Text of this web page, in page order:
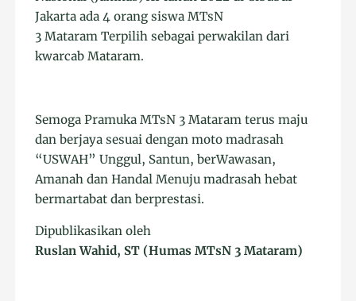
Jakarta ada 4 orang siswa MTsN
3 Mataram Terpilih sebagai perwakilan dari
kwarcab Mataram.
Semoga Pramuka MTsN 3 Mataram terus maju
dan berjaya sesuai dengan moto madrasah
“USWAH” Unggul, Santun, berWawasan,
Amanah dan Handal Menuju madrasah hebat
bermartabat dan berprestasi.
Dipublikasikan oleh
Ruslan Wahid, ST (Humas MTsN 3 Mataram)